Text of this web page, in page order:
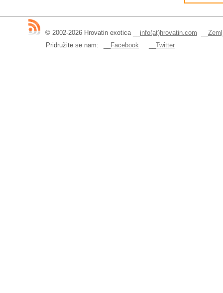
© 2002-2026 Hrovatin exotica__ info(at)hrovatin.com
Pridružite se nam:
__Facebook __Twitter